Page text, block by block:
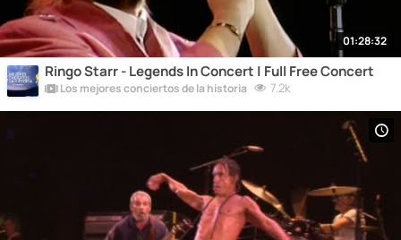
01:28:32
Ringo Starr - Legends In Concert | Full Free Concert
Los mejores conciertos de la historia 7.2k